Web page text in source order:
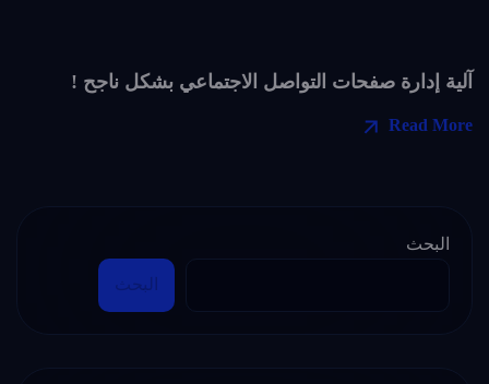
آلية إدارة صفحات التواصل الاجتماعي بشكل ناجح !
Read More
البحث
البحث